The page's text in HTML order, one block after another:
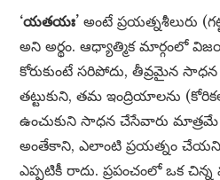
‘యతయః’ అంటే ప్రయత్నశీలురు
అని అర్థం. ఆధ్యాత్మిక మార్గంలో
కోరుకుంటే సరిపోదు, తీవ్రమైన
తట్టుకుని, తమ ఇంద్రియాలను
ఉంచుకుని సాధన చేసేవారు మాత్రమే
అంతేకాని, ఎలాంటి ప్రయత్నం చేయని
ఎప్పటికీ రాదు. ప్రపంచంలో ఒక చిన్న